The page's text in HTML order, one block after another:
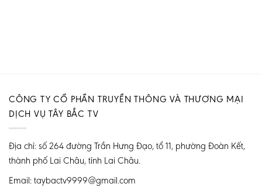
CÔNG TY CỔ PHẦN TRUYỀN THÔNG VÀ THƯƠNG MẠI
DỊCH VỤ TÂY BẮC TV
Địa chỉ: số 264 đường Trần Hưng Đạo, tổ 11, phường Đoàn Kết,
thành phố Lai Châu, tỉnh Lai Châu.
Email: taybactv9999@gmail.com